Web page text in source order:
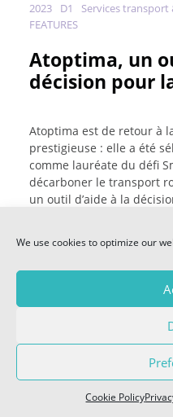
We use cookies to optimize our
Cookie Policy
2023 D1 Services transport
FEATURES
Atoptima, un
décision pour
Atoptima est de retour à
prestigieuse : elle a été
comme lauréate du défi
décarboner le transport
un outil d’aide à la
“Faire plus et mieux,
éditeur de
propose de “puissants
planification des
véhicules, le chargement
localisation des dépôts,
production, la gestion
les emplois du temps…”